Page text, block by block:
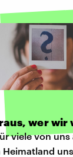
wer wir
viele von uns